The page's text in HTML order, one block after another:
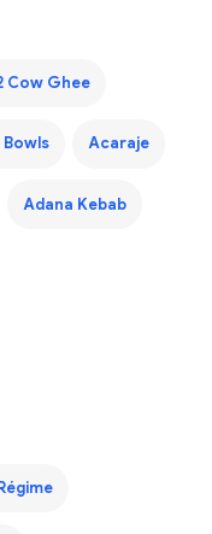
Cow Ghee
Acaraje
Adana Kebab